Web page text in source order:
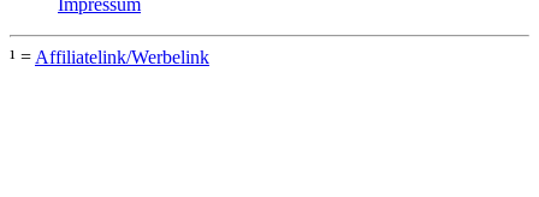
¹ = Affiliatelink/Werbelink